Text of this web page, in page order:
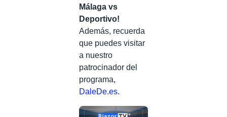
Málaga vs
Deportivo!
Además, recuerda
que puedes visitar
a nuestro
patrocinador del
programa,
DaleDe.es.